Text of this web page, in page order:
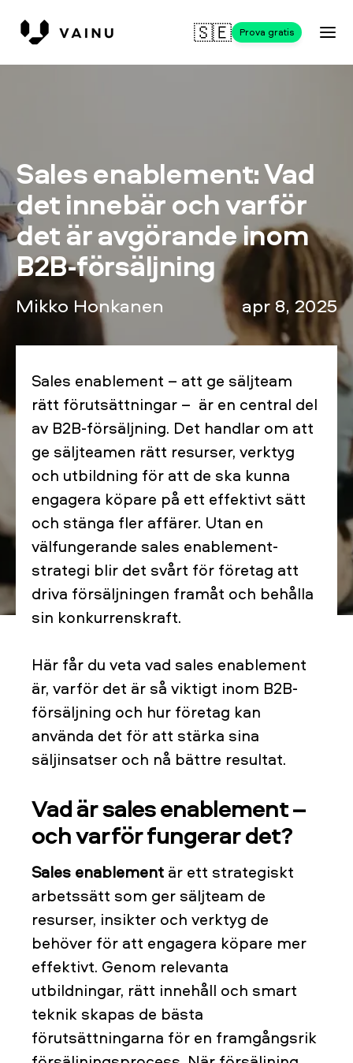
🇸🇪 Prova gratis
Sales enablement: Vad
det innebär och varför
det är avgörande inom
B2B-försäljning
Mikko Honkanen apr 8, 2025
Sales enablement – att ge säljteam
rätt förutsättningar – är en central del
av B2B-försäljning. Det handlar om att
ge säljteamen rätt resurser, verktyg
och utbildning för att de ska kunna
engagera köpare på ett effektivt sätt
och stänga fler affärer. Utan en
välfungerande sales enablement-
strategi blir det svårt för företag att
driva försäljningen framåt och behålla
sin konkurrenskraft.
Här får du veta vad sales enablement
är, varför det är så viktigt inom B2B-
försäljning och hur företag kan
använda det för att stärka sina
säljinsatser och nå bättre resultat.
Vad är sales enablement –
och varför fungerar det?
Sales enablement är ett strategiskt
arbetssätt som ger säljteam de
resurser, insikter och verktyg de
behöver för att engagera köpare mer
effektivt. Genom relevanta
utbildningar, rätt innehåll och smart
teknik skapas de bästa
förutsättningarna för en framgångsrik